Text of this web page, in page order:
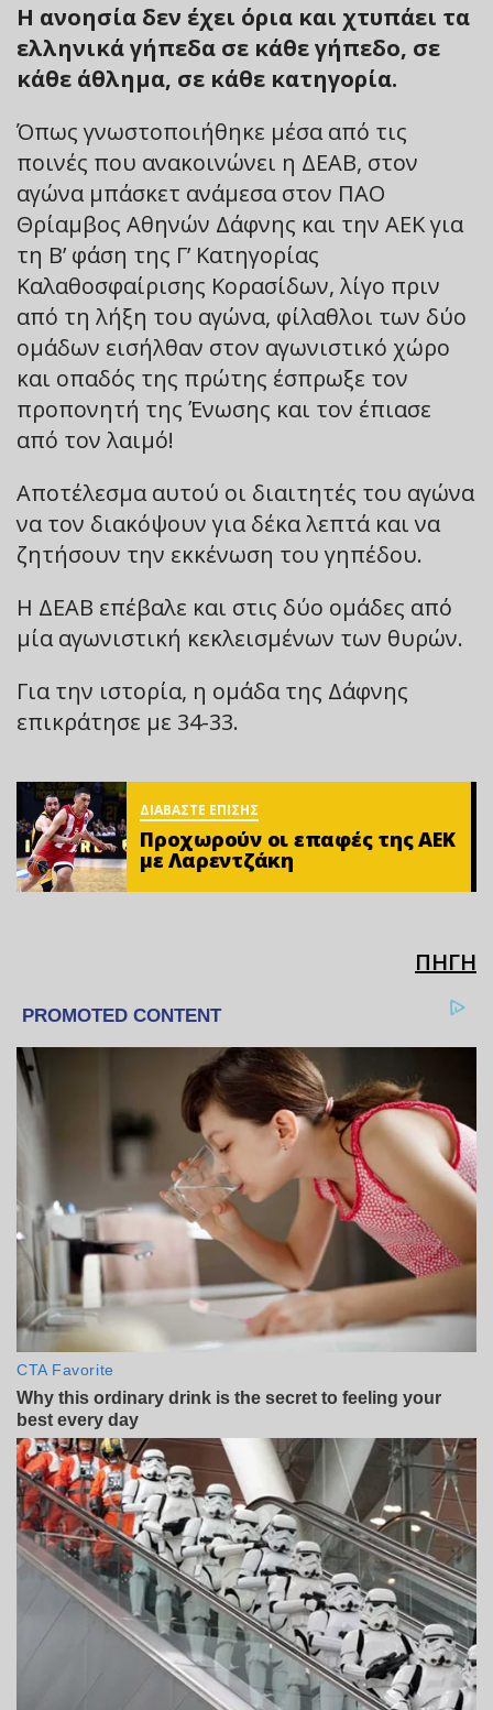
Η ανοησία δεν έχει όρια και χτυπάει τα
ελληνικά γήπεδα σε κάθε γήπεδο, σε
κάθε άθλημα, σε κάθε κατηγορία.
Όπως γνωστοποιήθηκε μέσα από τις
ποινές που ανακοινώνει η ΔΕΑΒ, στον
αγώνα μπάσκετ ανάμεσα στον ΠΑΟ
Θρίαμβος Αθηνών Δάφνης και την ΑΕΚ για
τη Β’ φάση της Γ’ Κατηγορίας
Καλαθοσφαίρισης Κορασίδων, λίγο πριν
από τη λήξη του αγώνα, φίλαθλοι των δύο
ομάδων εισήλθαν στον αγωνιστικό χώρο
και οπαδός της πρώτης έσπρωξε τον
προπονητή της Ένωσης και τον έπιασε
από τον λαιμό!
Αποτέλεσμα αυτού οι διαιτητές του αγώνα
να τον διακόψουν για δέκα λεπτά και να
ζητήσουν την εκκένωση του γηπέδου.
Η ΔΕΑΒ επέβαλε και στις δύο ομάδες από
μία αγωνιστική κεκλεισμένων των θυρών.
Για την ιστορία, η ομάδα της Δάφνης
επικράτησε με 34-33.
ΔΙΑΒΑΣΤΕ ΕΠΙΣΗΣ
Προχωρούν οι επαφές της ΑΕΚ
με Λαρεντζάκη
ΠΗΓΗ